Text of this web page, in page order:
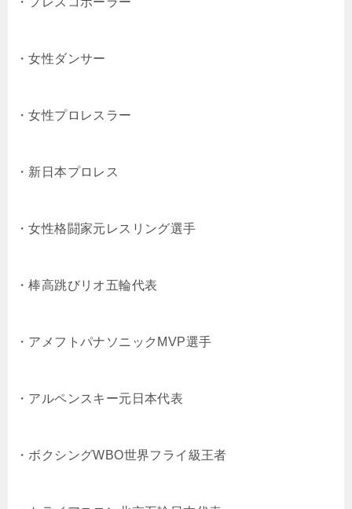
・女性ダンサー
・女性プロレスラー
・新日本プロレス
・女性格闘家元レスリング選手
・棒高跳びリオ五輪代表
・アメフトパナソニックMVP選手
・アルペンスキー元日本代表
・ボクシングWBO世界フライ級王者